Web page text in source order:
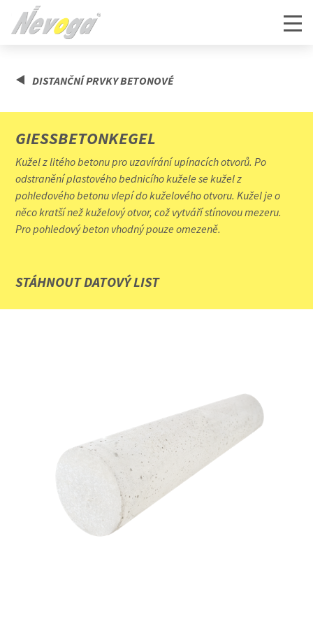
DISTANČNÍ PRVKY BETONOVÉ
GIESSBETONKEGEL
Kužel z litého betonu pro uzavírání upínacích otvorů. Po
odstranění plastového bednicího kužele se kužel z
pohledového betonu vlepí do kuželového otvoru. Kužel je o
něco kratší než kuželový otvor, což vytváří stínovou mezeru.
Pro pohledový beton vhodný pouze omezeně.
STÁHNOUT DATOVÝ LIST